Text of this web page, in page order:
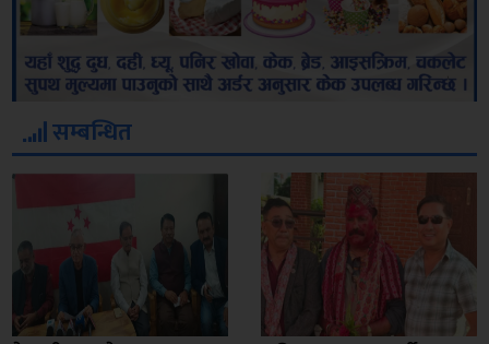
सम्बन्धित